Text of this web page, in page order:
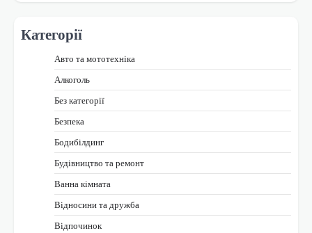
Категорії
Авто та мототехніка
Алкоголь
Без категорії
Безпека
Бодибілдинг
Будівництво та ремонт
Ванна кімната
Відносини та дружба
Відпочинок